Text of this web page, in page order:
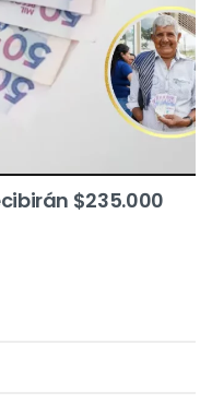
$235.000